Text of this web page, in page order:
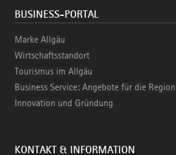
BUSINESS-PORTAL
Marke Allgäu
Wirtschaftsstandort
Tourismus im Allgäu
Business Service: Angebote für die Region
Innovation und Gründung
KONTAKT & INFORMATION